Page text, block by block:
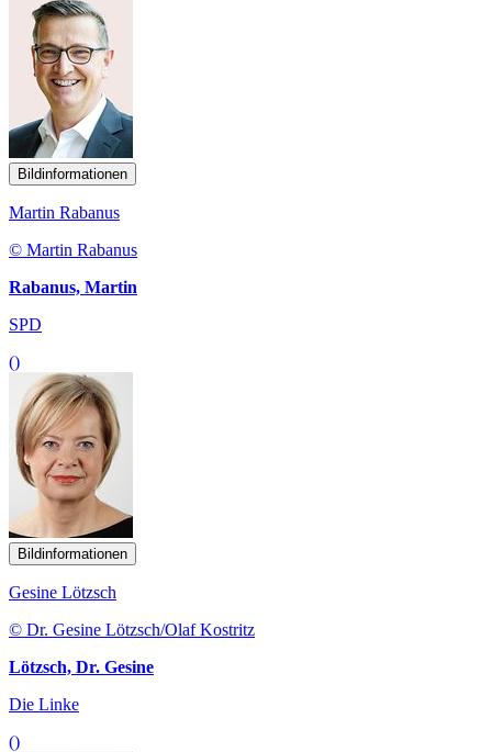
Bildinformationen
Martin Rabanus
© Martin Rabanus
Rabanus, Martin
SPD
()
Bildinformationen
Gesine Lötzsch
© Dr. Gesine Lötzsch/Olaf Kostritz
Lötzsch, Dr. Gesine
Die Linke
()